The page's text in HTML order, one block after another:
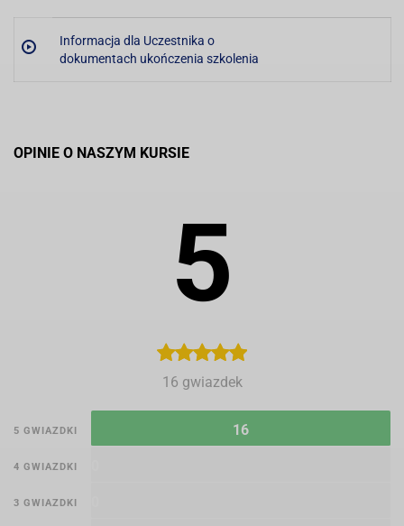
Informacja dla Uczestnika o
dokumentach ukończenia szkolenia
OPINIE O NASZYM KURSIE
5
16 gwiazdek
5 GWIAZDKI 16
4 GWIAZDKI
3 GWIAZDKI